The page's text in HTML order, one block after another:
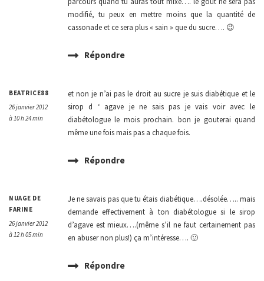
modifié, tu peux en mettre moins que la quantité de
cassonade et ce sera plus « sain » que du sucre…. 😉
Répondre
BEATRICE88
26 janvier 2012
à 10 h 24 min
et non je n’ai pas le droit au sucre je suis diabétique et le
sirop d ‘ agave je ne sais pas je vais voir avec le
diabétologue le mois prochain. bon je gouterai quand
même une fois mais pas a chaque fois.
Répondre
NUAGE DE
FARINE
26 janvier 2012
à 12 h 05 min
Je ne savais pas que tu étais diabétique….désolée….. mais
demande effectivement à ton diabétologue si le sirop
d’agave est mieux….(même s’il ne faut certainement pas
en abuser non plus!) ça m’intéresse…. 🙂
Répondre